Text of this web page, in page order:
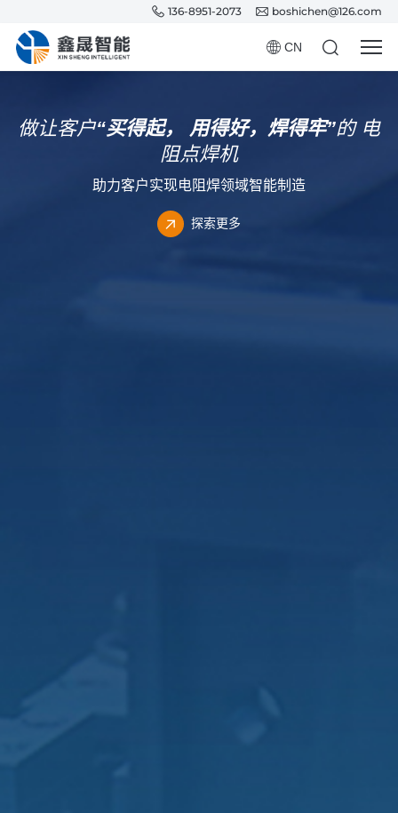
136-8951-2073 boshichen@126.com
CN
做让客户“买得起， 用得好，焊得牢”的电
阻点焊机
助力客户实现电阻焊领域智能制造
探索更多